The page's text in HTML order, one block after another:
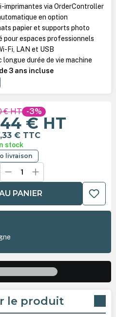
imprimantes via OrderController
en option
papier et supports photo
pour espaces professionnels
Fi, LAN et USB
durée de vie machine
3 ans incluse
€HT -3%
€HT
€ TTC
stock
livraison
PANIER
le produit